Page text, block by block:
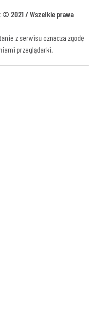
2021 / Wszelkie prawa
z serwisu oznacza zgodę
przeglądarki.